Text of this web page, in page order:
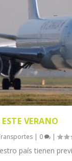
VERANO
| 0 |
país tienen